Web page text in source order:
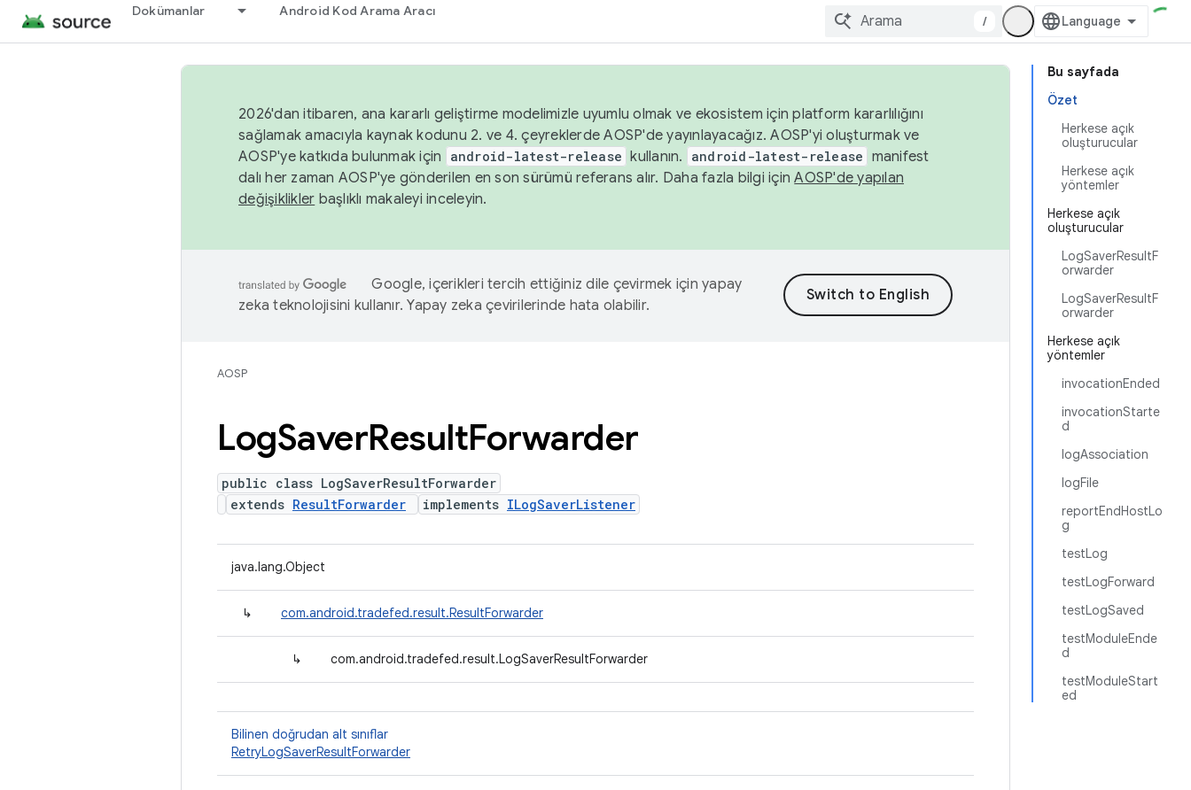
Dokümanlar Android Kod Arama Aracı
/
Bu sayfada
Özet
Herkese açık
oluşturucular
Herkese açık
yöntemler
Herkese açık
oluşturucular
LogSaverResultF
orwarder
LogSaverResultF
orwarder
Herkese açık
yöntemler
invocationEnded
invocationStarte
d
logAssociation
logFile
reportEndHostLo
g
testLog
testLogForward
testLogSaved
testModuleEnde
d
testModuleStart
ed
2026'dan itibaren, ana kararlı geliştirme modelimizle uyumlu olmak ve ekosistem için platform kararlılığını
sağlamak amacıyla kaynak kodunu 2. ve 4. çeyreklerde AOSP'de yayınlayacağız. AOSP'yi oluşturmak ve
AOSP'ye katkıda bulunmak için
android-latest-release kullanın. android-latest-release manifest
dalı her zaman AOSP'ye gönderilen en son sürümü referans alır. Daha fazla bilgi içinAOSP'de yapılan
değişiklikler başlıklı makaleyi inceleyin.
Google, içerikleri tercih ettiğiniz dile çevirmek için yapay
zeka teknolojisini kullanır. Yapay zeka çevirilerinde hata olabilir.
AOSP
LogSaverResultForwarder
public class LogSaverResultForwarder
extends ResultForwarder implements ILogSaverListener
java.lang.Object
↳ com.android.tradefed.result.ResultForwarder
↳ com.android.tradefed.result.LogSaverResultForwarder
Bilinen doğrudan alt sınıflar
RetryLogSaverResultForwarder